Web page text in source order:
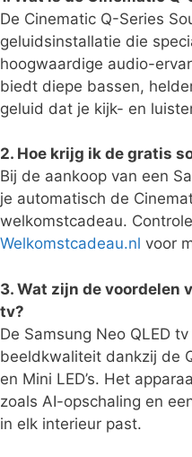
De Cinematic Q-Series
geluidsinstallatie die
hoogwaardige audio-
biedt diepe bassen,
geluid dat je kijk- en
2. Hoe krijg ik de gratis
Bij de aankoop van een
je automatisch de
welkomstcadeau.
Welkomstcadeau.nl voor
3. Wat zijn de voordelen
tv?
De Samsung Neo QLED
beeldkwaliteit dankzij de
en Mini LED’s. Het
zoals AI-opschaling en
in elk interieur past.